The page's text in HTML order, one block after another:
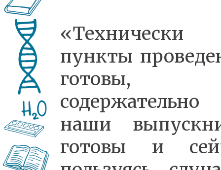
«Технически
пункты
готовы,
содержательно
наши
готовы и